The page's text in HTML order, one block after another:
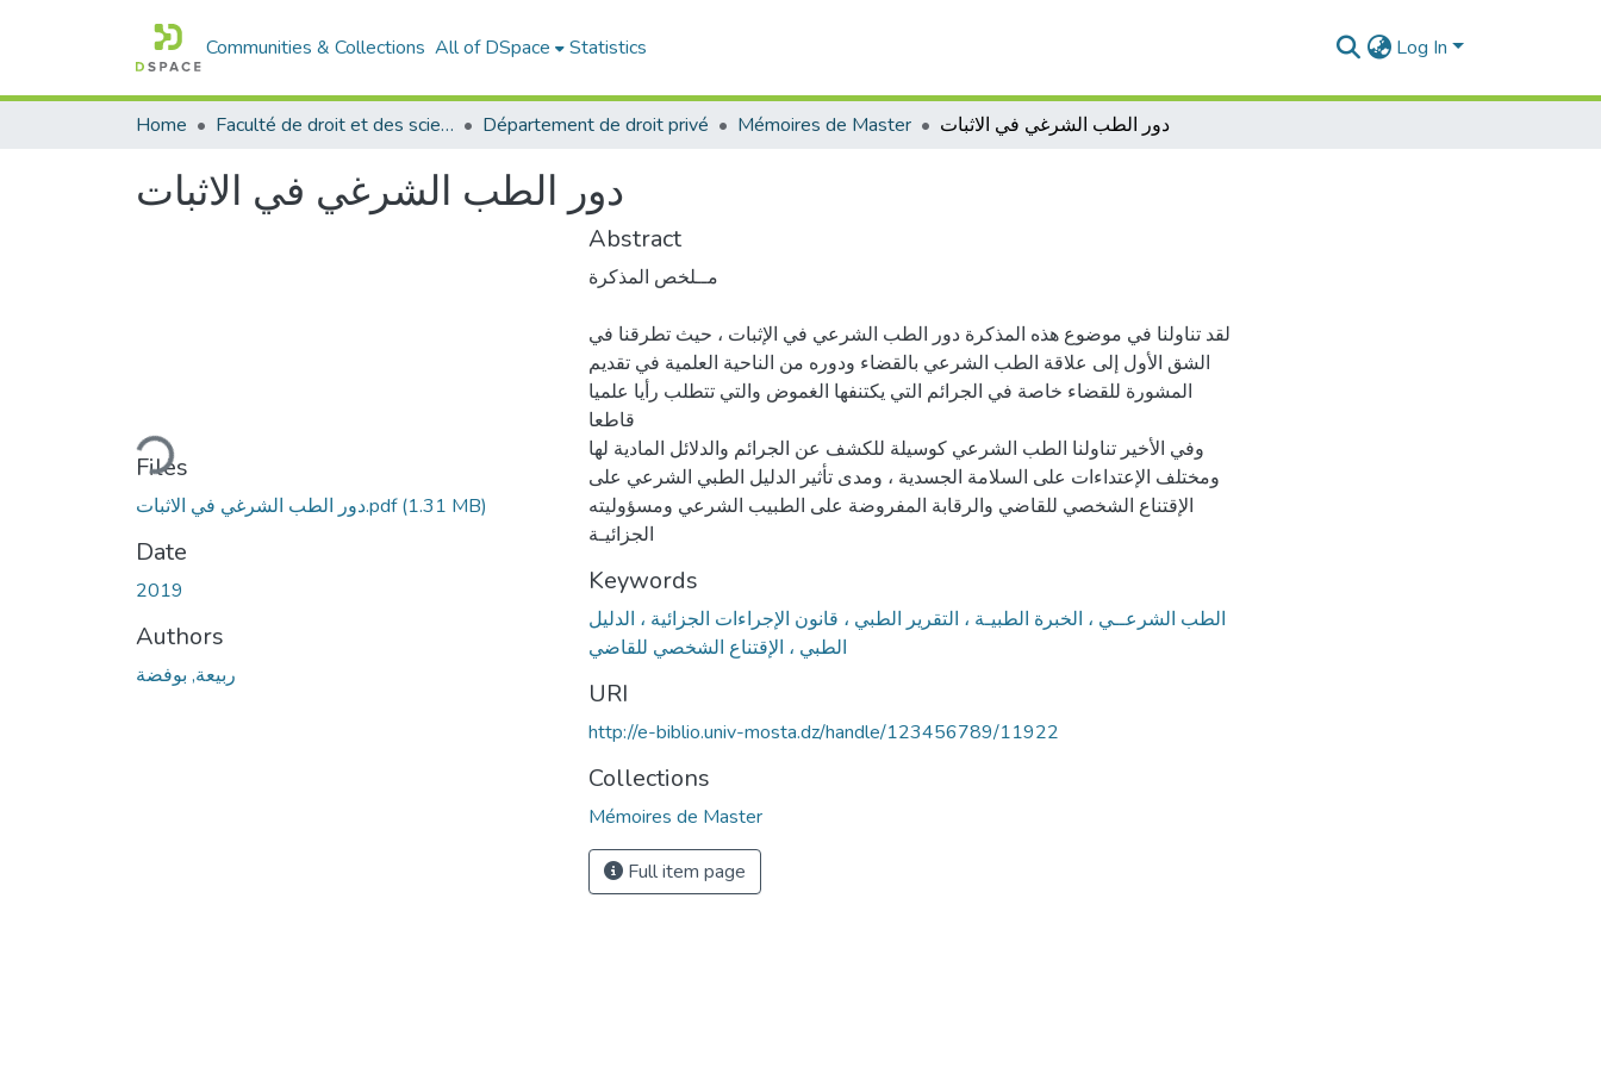
Communities & Collections All of DSpace Statistics Log In
Home Faculté de droit et des sciences politiques Département de droit privé Mémoires de Master دور الطب الشرغي في الاثبات
دور الطب الشرغي في الاثبات
Loading...
Files
دور الطب الشرغي في الاثبات.pdf(1.31 MB)
Date
2019
Authors
ربيعة, بوفضة
Abstract
مــلخص المذكرة
لقد تناولنا في موضوع هذه المذكرة دور الطب الشرعي في الإثبات ، حيث تطرقنا في
الشق الأول إلى علاقة الطب الشرعي بالقضاء ودوره من الناحية العلمية في تقديم
المشورة للقضاء خاصة في الجرائم التي يكتنفها الغموض والتي تتطلب رأيا علميا
قاطعا
وفي الأخير تناولنا الطب الشرعي كوسيلة للكشف عن الجرائم والدلائل المادية لها
ومختلف الإعتداءات على السلامة الجسدية ، ومدى تأثير الدليل الطبي الشرعي على
الإقتناع الشخصي للقاضي والرقابة المفروضة على الطبيب الشرعي ومسؤوليته
الجزائيـة
Keywords
الطب الشرعــي ، الخبرة الطبيـة ، التقرير الطبي ، قانون الإجراءات الجزائية ، الدليل
الطبي ، الإقتناع الشخصي للقاضي
URI
http://e-biblio.univ-mosta.dz/handle/123456789/11922
Collections
Mémoires de Master
Full item page